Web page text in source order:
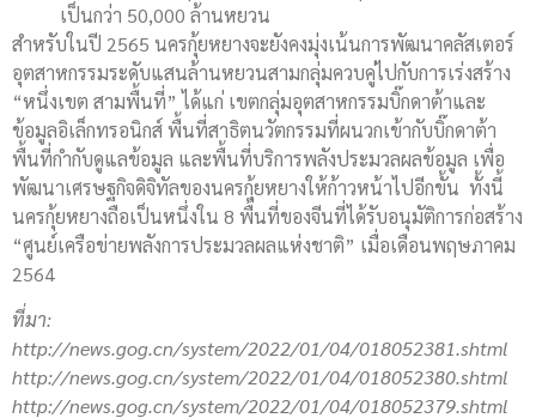
เป็นกว่า 50,000 ล้านหยวน
สำหรับในปี 2565 นครกุ้ยหยางจะยังคงมุ่งเน้นการพัฒนาคลัสเตอร์
อุตสาหกรรมระดับแสนล้านหยวนสามกลุ่มควบคู่ไปกับการเร่งสร้าง
“หนึ่งเขต สามพื้นที่” ได้แก่ เขตกลุ่มอุตสาหกรรมบิ๊กดาต้าและ
ข้อมูลอิเล็กทรอนิกส์ พื้นที่สาธิตนวัตกรรมที่ผนวกเข้ากับบิ๊กดาต้า
พื้นที่กำกับดูแลข้อมูล และพื้นที่บริการพลังประมวลผลข้อมูล เพื่อ
พัฒนาเศรษฐกิจดิจิทัลของนครกุ้ยหยางให้ก้าวหน้าไปอีกขั้น ทั้งนี้
นครกุ้ยหยางถือเป็นหนึ่งใน 8 พื้นที่ของจีนที่ได้รับอนุมัติการก่อสร้าง
“ศูนย์เครือข่ายพลังการประมวลผลแห่งชาติ” เมื่อเดือนพฤษภาคม
2564
ที่มา:
http://news.gog.cn/system/2022/01/04/018052381.shtml
http://news.gog.cn/system/2022/01/04/018052380.shtml
http://news.gog.cn/system/2022/01/04/018052379.shtml